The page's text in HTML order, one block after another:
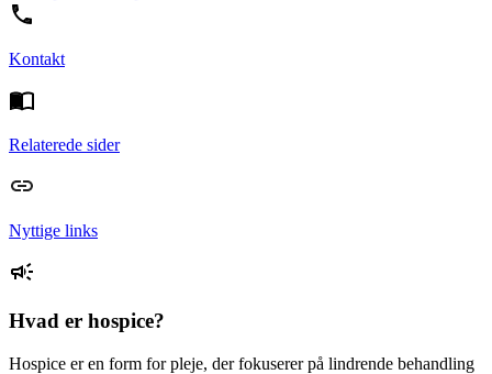
Kontakt
Relaterede sider
Nyttige links
Hvad er hospice?
Hospice er en form for pleje, der fokuserer på lindrende behandling